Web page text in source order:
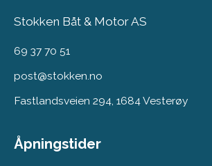
Stokken Båt & Motor AS
69 37 70 51
post@stokken.no
Fastlandsveien 294, 1684 Vesterøy
Åpningstider